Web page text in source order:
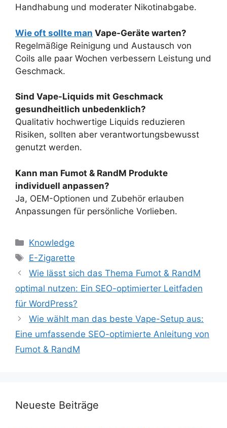
Handhabung und moderater Nikotinabgabe.
Wie oft sollte man Vape-Geräte warten?
Regelmäßige Reinigung und Austausch von
Coils alle paar Wochen verbessern Leistung und
Geschmack.
Sind Vape-Liquids mit Geschmack
gesundheitlich unbedenklich?
Qualitativ hochwertige Liquids reduzieren
Risiken, sollten aber verantwortungsbewusst
genutzt werden.
Kann man Fumot & RandM Produkte
individuell anpassen?
Ja, OEM-Optionen und Zubehör erlauben
Anpassungen für persönliche Vorlieben.
Knowledge
E-Zigarette
Wie lässt sich das Thema Fumot & RandM
optimal nutzen: Ein SEO-optimierter Leitfaden
für WordPress?
Wie wählt man das beste Vape-Setup aus:
Eine umfassende SEO-optimierte Anleitung von
Fumot & RandM
Neueste Beiträge